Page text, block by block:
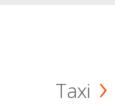
Taxi